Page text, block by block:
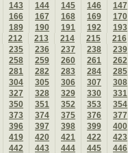
143 144 145 146
147
166 167 168 169
170
189 190 191 192
193
212 213 214 215
216
235 236 237 238
239
258 259 260 261
262
281 282 283 284
285
304 305 306 307
308
327 328 329 330
331
350 351 352 353
354
373 374 375 376
377
396 397 398 399
400
419 420 421 422
423
442 443 444 445
446